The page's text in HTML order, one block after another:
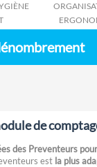
de
des Preventeurs
est la plus